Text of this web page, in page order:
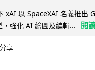
xAI 以 SpaceXAI 名義推出
強化 AI 繪圖及編輯...
閱
分享